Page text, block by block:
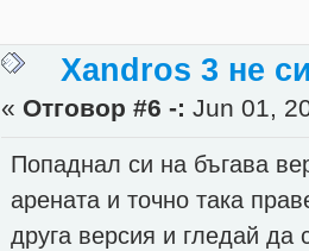
Xandros 3 не
« Отговор #6 -: Jun 01,
Попаднал си на бъгава
арената и точно така
друга версия и гледай